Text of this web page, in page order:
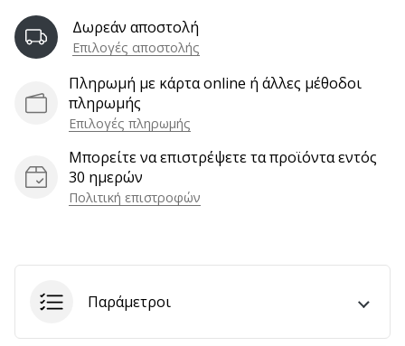
σας
ιστότοπο,
ιστολόγιο,
στο
Facebook
φόρουμ
συζητήσεων;
Αφήστε
έσοδα.
Δωρεάν αποστολή
Επιλογές αποστολής
Πληρωμή με κάρτα online ή άλλες μέθοδοι
πληρωμής
Επιλογές πληρωμής
Μπορείτε να επιστρέψετε τα προϊόντα εντός
30 ημερών
Πολιτική επιστροφών
Παράμετροι